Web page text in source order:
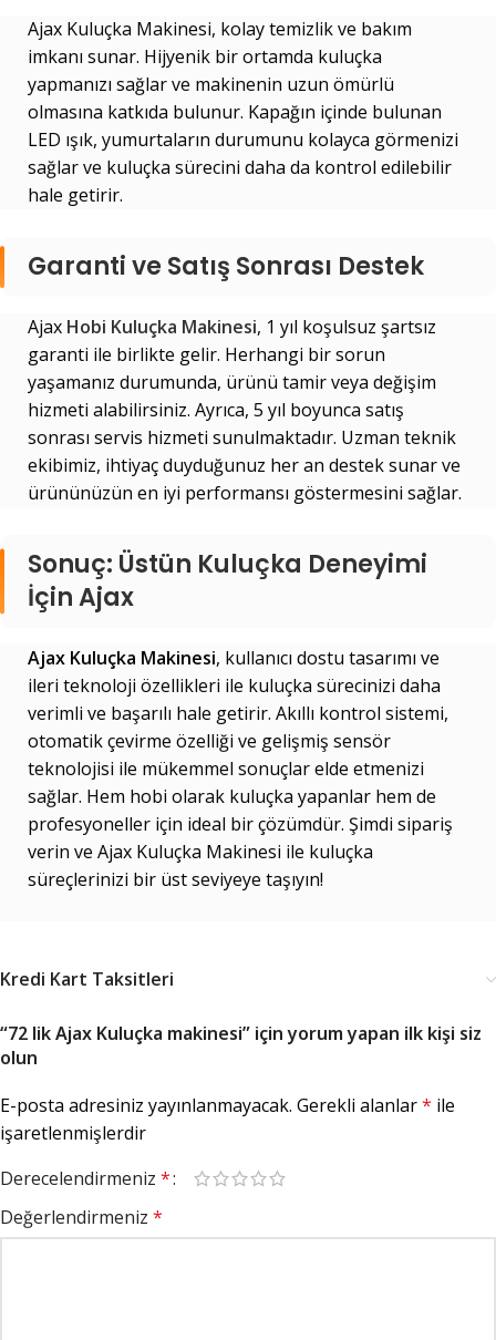
Ajax Kuluçka Makinesi, kolay temizlik ve bakım
imkanı sunar. Hijyenik bir ortamda kuluçka
yapmanızı sağlar ve makinenin uzun ömürlü
olmasına katkıda bulunur. Kapağın içinde bulunan
LED ışık, yumurtaların durumunu kolayca görmenizi
sağlar ve kuluçka sürecini daha da kontrol edilebilir
hale getirir.
Garanti ve Satış Sonrası Destek
Ajax Hobi Kuluçka Makinesi, 1 yıl koşulsuz şartsız
garanti ile birlikte gelir. Herhangi bir sorun
yaşamanız durumunda, ürünü tamir veya değişim
hizmeti alabilirsiniz. Ayrıca, 5 yıl boyunca satış
sonrası servis hizmeti sunulmaktadır. Uzman teknik
ekibimiz, ihtiyaç duyduğunuz her an destek sunar ve
ürününüzün en iyi performansı göstermesini sağlar.
Sonuç: Üstün Kuluçka Deneyimi
İçin Ajax
Ajax Kuluçka Makinesi, kullanıcı dostu tasarımı ve
ileri teknoloji özellikleri ile kuluçka sürecinizi daha
verimli ve başarılı hale getirir. Akıllı kontrol sistemi,
otomatik çevirme özelliği ve gelişmiş sensör
teknolojisi ile mükemmel sonuçlar elde etmenizi
sağlar. Hem hobi olarak kuluçka yapanlar hem de
profesyoneller için ideal bir çözümdür. Şimdi sipariş
verin ve Ajax Kuluçka Makinesi ile kuluçka
süreçlerinizi bir üst seviyeye taşıyın!
Kredi Kart Taksitleri
“72 lik Ajax Kuluçka makinesi” için yorum yapan ilk kişi siz
olun
E-posta adresiniz yayınlanmayacak. Gerekli alanlar* ile
işaretlenmişlerdir
Derecelendirmeniz *
Değerlendirmeniz *